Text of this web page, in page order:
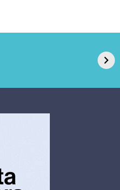
caso de superfungo